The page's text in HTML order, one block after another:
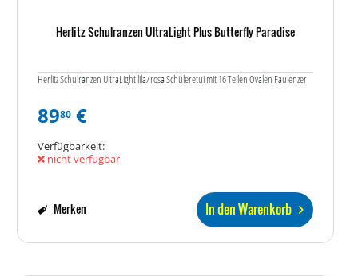
Herlitz Schulranzen UltraLight Plus Butterfly Paradise
Herlitz Schulranzen UltraLight lila/rosa Schüleretui mit 16 Teilen Ovalen Faulenzer
8980 €
Verfügbarkeit:
nicht verfügbar
In den Warenkorb
Merken